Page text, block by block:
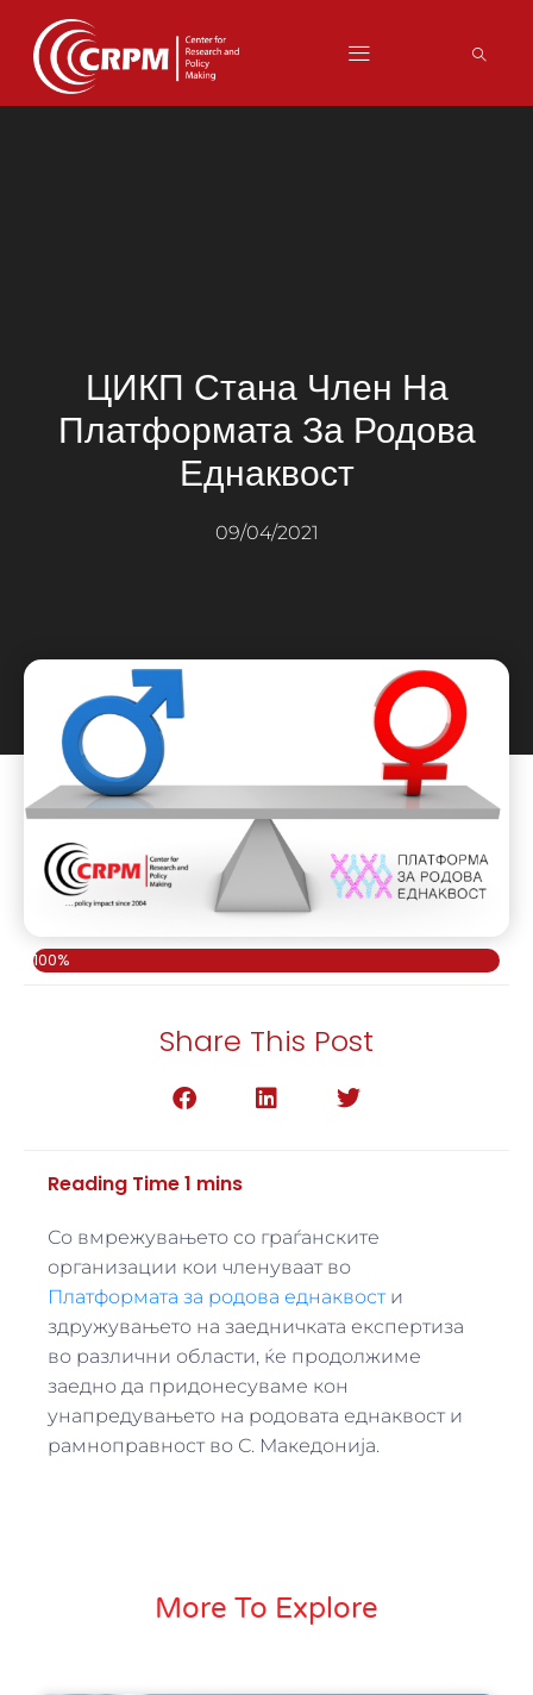
ЦИКП Стана Член На
Платформата За Родова
Еднаквост
09/04/2021
100%
Share This Post
Со вмрежувањето со граѓанските
организации кои членуваат во
Платформата за родова еднаквости
здружувањето на заедничката експертиза
во различни области, ќе продолжиме
заедно да придонесуваме кон
унапредувањето на родовата еднаквост и
рамноправност во С. Македонија.
More To Explore